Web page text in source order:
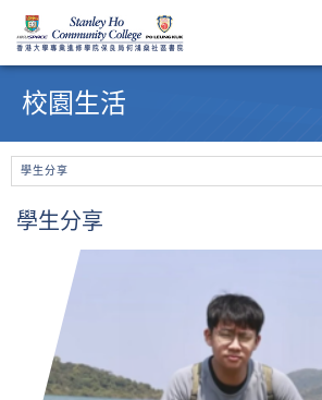
始
校園生活
學生分享
學生分享